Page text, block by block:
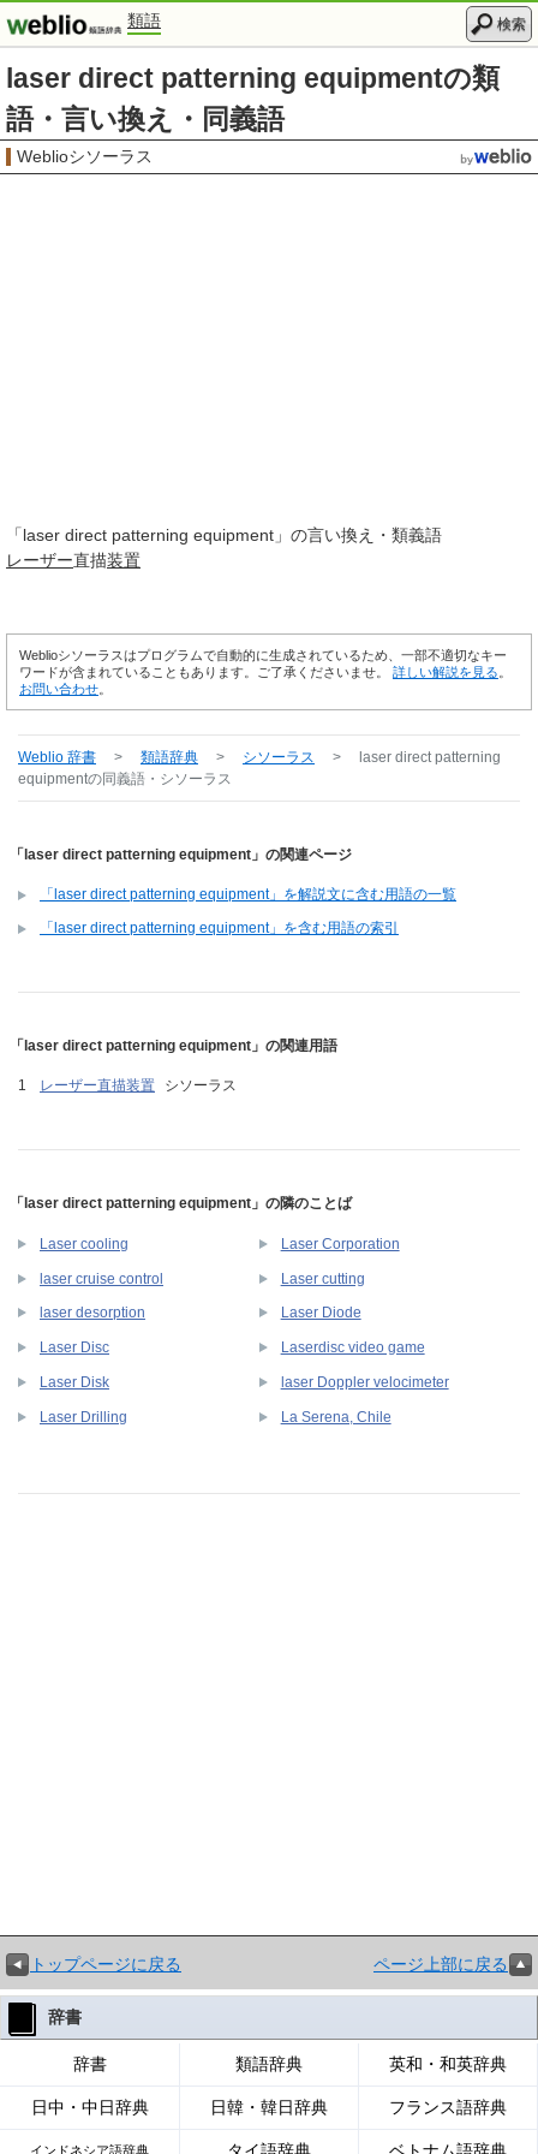
類語 検索
laser direct patterning equipmentの類
語・言い換え・同義語
Weblioシソーラス
「laser direct patterning equipment 」の言い換え・類義語
レーザー直描装置
Weblioシソーラスはプログラムで自動的に生成されているため、一部不適切なキー
ワードが含まれていることもあります。ご了承くださいませ。 詳しい解説を見る
お問い合わせ
Weblio 辞書 > 類語辞典 > シソーラス >
laser direct patterning
equipmentの同義語・シソーラス
「laser direct patterning equipment」の関連ページ
「laser direct patterning equipment」を解説文に含む用語の一覧
「laser direct patterning equipment」を含む用語の索引
「laser direct patterning equipment」の関連用語
レーザー直描装置 シソーラス
「laser direct patterning equipment」の隣のことば
Laser cooling Laser Corporation
laser cruise control Laser cutting
laser desorption Laser Diode
Laser Disc Laserdisc video game
Laser Disk laser Doppler velocimeter
Laser Drilling La Serena, Chile
トップページに戻る ページ上部に戻る
辞書
辞書 類語辞典 英和・和英辞典
日中・中日辞典 日韓・韓日辞典 フランス語辞典
インドネシア語辞典